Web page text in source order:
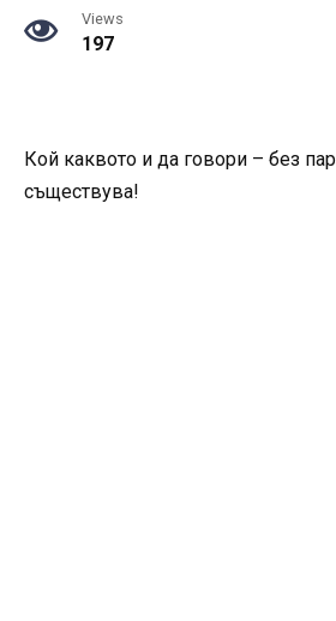
Views
197
Кой каквото и да говори – без
съществува!